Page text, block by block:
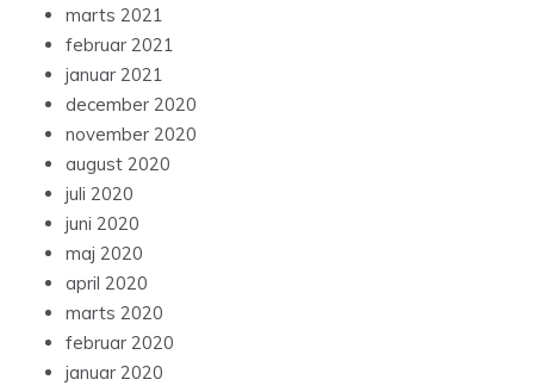
marts 2021
februar 2021
januar 2021
december 2020
november 2020
august 2020
juli 2020
juni 2020
maj 2020
april 2020
marts 2020
februar 2020
januar 2020